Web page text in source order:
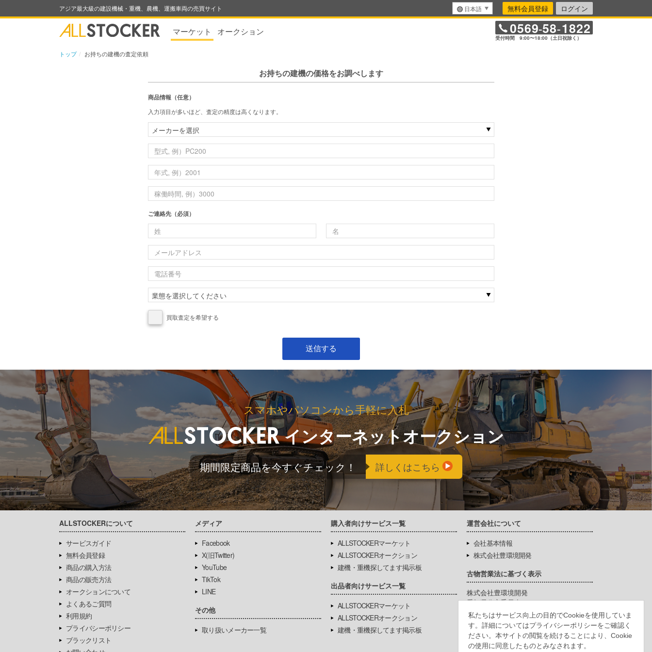
私たちはサービス向上の目的でCookieを使用していま
す。詳細についてはプライバシーポリシーをご確認く
ださい。本サイトの閲覧を続けることにより、Cookie
の使用に同意したものとみなされます。
アジア最大級の建設機械・重機、農機、運搬車両の売買サイト 日本語 無料会員登録 ログイン
マーケット オークション 0569-58-1822
受付時間 9:00〜18:00（土日祝除く）
トップ お持ちの建機の査定依頼
お持ちの建機の価格をお調べします
商品情報（任意）
入力項目が多いほど、査定の精度は高くなります。
ご連絡先（必須）
買取査定を希望する
スマホやパソコンから手軽に入札
インターネットオークション
期間限定商品を今すぐチェック！ 詳しくはこちら
ALLSTOCKERについて
サービスガイド
無料会員登録
商品の購入方法
商品の販売方法
オークションについて
よくあるご質問
利用規約
プライバシーポリシー
ブラックリスト
メディア
Facebook
X(旧Twitter)
YouTube
TikTok
LINE
その他
取り扱いメーカー一覧
購入者向けサービス一覧
ALLSTOCKERマーケット
ALLSTOCKERオークション
建機・重機探してます掲示板
出品者向けサービス一覧
ALLSTOCKERマーケット
ALLSTOCKERオークション
建機・重機探してます掲示板
運営会社について
会社基本情報
株式会社豊環境開発
古物営業法に基づく表示
株式会社豊環境開発
愛知県公安委員会
第542771404200号